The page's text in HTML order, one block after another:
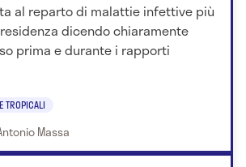
al reparto di malattie infettive più
dicendo chiaramente
prima e durante i rapporti
TROPICALI
Massa